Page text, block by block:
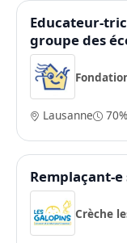
Educateur-
groupe des
Lausanne 70%
Remplaçant-e
Crèche